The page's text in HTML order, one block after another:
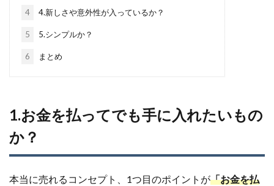
4 4.新しさや意外性が入っているか？
5 5.シンプルか？
6 まとめ
1.お金を払ってでも手に入れたいもの
か？
本当に売れるコンセプト、1つ目のポイントが「お金を払